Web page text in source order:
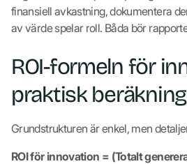
finansiell avkastning, dokumentera
av värde spelar roll. Båda bör
ROI-formeln för
praktisk
Grundstrukturen är enkel, men
ROI för innovation = (Totalt